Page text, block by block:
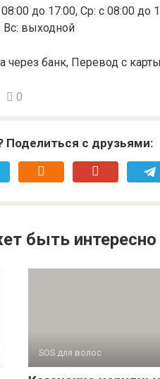
до 17:00, Ср: с 08:00 до
Вс: выходной
через банк, Перевод с карты
0
Поделиться с друзьями:
быть интересно
SOS для волос